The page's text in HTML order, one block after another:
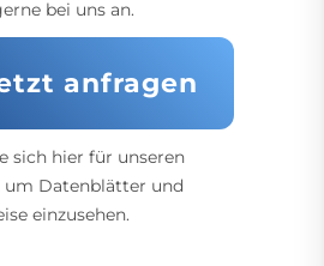
bei uns an.
anfragen
sich hier für unseren
um Datenblätter und
einzusehen.